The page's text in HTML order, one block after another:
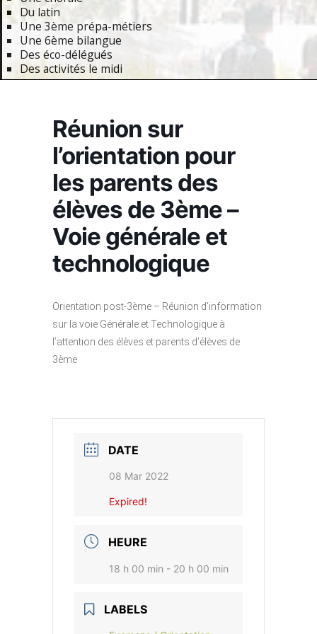
Du latin
Une 3ème prépa-métiers
Une 6ème bilangue
Des éco-délégués
Des activités le midi
Réunion sur
l’orientation pour
les parents des
élèves de 3ème –
Voie générale et
technologique
Orientation post-3ème – Réunion d’information
sur la voie Générale et Technologique à
l’attention des élèves et parents d’élèves de
3ème
DATE
08 Mar 2022
Expired!
HEURE
18 h 00 min - 20 h 00 min
LABELS